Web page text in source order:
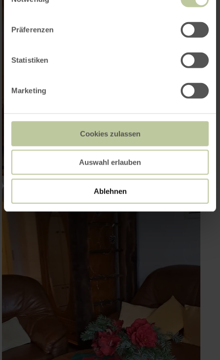
Präferenzen
Statistiken
Marketing
Cookies zulassen
Auswahl erlauben
Ablehnen